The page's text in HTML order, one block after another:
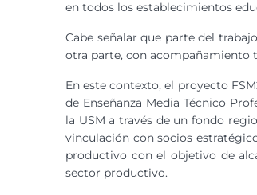
en todos los establecimientos
Cabe señalar que parte del
otra parte, con acompañamiento
En este contexto, el proyecto
de Enseñanza Media Técnico
la USM a través de un fondo
vinculación con socios
productivo con el objetivo de
sector productivo.